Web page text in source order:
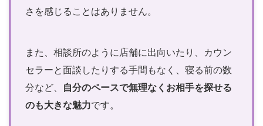
さを感じることはありません。
また、相談所のように店舗に出向いたり、カウン
セラーと面談したりする手間もなく、寝る前の数
分など、
自分のペースで無理なくお相手を探せる
のも大きな魅力です。